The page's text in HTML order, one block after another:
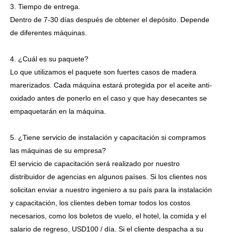
3. Tiempo de entrega.
Dentro de 7-30 días después de obtener el depósito. Depende
de diferentes máquinas.
4. ¿Cuál es su paquete?
Lo que utilizamos el paquete son fuertes casos de madera
marerizados. Cada máquina estará protegida por el aceite anti-
oxidado antes de ponerlo en el caso y que hay desecantes se
empaquetarán en la máquina.
5. ¿Tiene servicio de instalación y capacitación si compramos
las máquinas de su empresa?
El servicio de capacitación será realizado por nuestro
distribuidor de agencias en algunos países. Si los clientes nos
solicitan enviar a nuestro ingeniero a su país para la instalación
y capacitación, los clientes deben tomar todos los costos
necesarios, como los boletos de vuelo, el hotel, la comida y el
salario de regreso, USD100 / día. Si el cliente despacha a su